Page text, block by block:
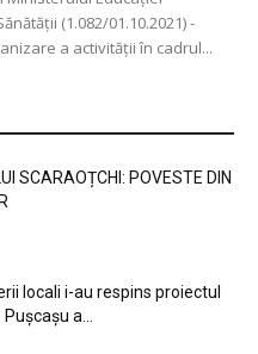
(1.082/01.10.2021) -
a activității în cadrul...
SCARAOȚCHI: POVESTE DIN
locali i-au respins proiectul
a...